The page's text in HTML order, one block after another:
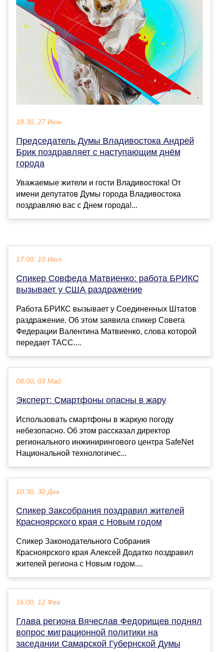
18:30, 27 Июн
Председатель Думы Владивостока Андрей
Брик поздравляет с наступающим днём
города
Уважаемые жители и гости Владивостока! От
имени депутатов Думы города Владивостока
поздравляю вас с Днем города!...
17:00, 10 Июл
Спикер Совфеда Матвиенко: работа БРИКС
вызывает у США раздражение
Работа БРИКС вызывает у Соединенных Штатов
раздражение. Об этом заявила спикер Совета
Федерации Валентина Матвиенко, слова которой
передает ТАСС....
08:00, 03 Май
Эксперт: Смартфоны опасны в жару
Использовать смартфоны в жаркую погоду
небезопасно. Об этом рассказал директор
регионального инжинирингового центра SafeNet
Национальной технологичес...
10:30, 30 Дек
Спикер Заксобрания поздравил жителей
Красноярского края с Новым годом
Спикер Законодательного Собрания
Красноярского края Алексей Додатко поздравил
жителей региона с Новым годом....
16:00, 12 Фев
Глава региона Вячеслав Федорищев поднял
вопрос миграционной политики на
заседании Самарской Губернской Думы